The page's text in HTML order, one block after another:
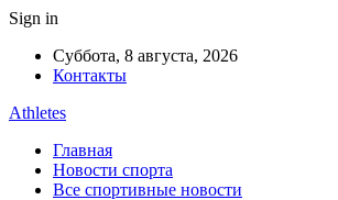
Sign in
Суббота, 8 августа, 2026
Контакты
Athletes
Главная
Новости спорта
Все спортивные новости